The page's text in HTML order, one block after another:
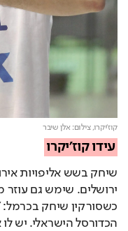
קוז'יקרו,צילום: אלן שיבר
עידו קוז'יקרו